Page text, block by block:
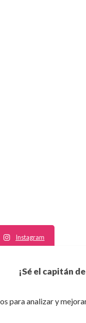
¡Sé el capitán
para analizar y
Instagram